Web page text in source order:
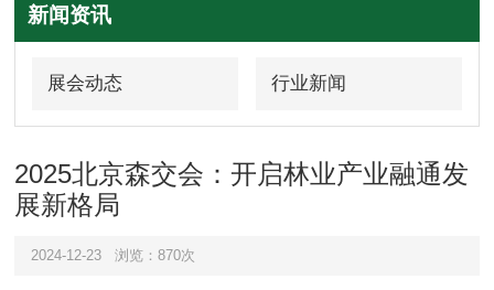
新闻资讯
展会动态 行业新闻
2025北京森交会：开启林业产业融通发
展新格局
2024-12-23 浏览：870次